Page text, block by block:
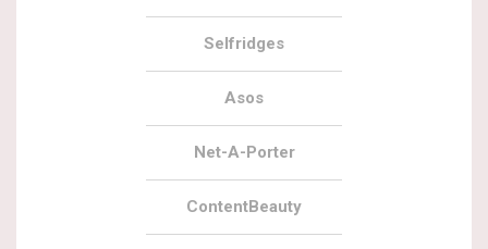
Selfridges
Asos
Net-A-Porter
ContentBeauty